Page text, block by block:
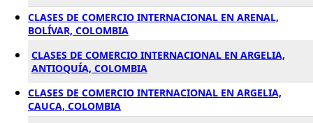
CLASES DE COMERCIO INTERNACIONAL EN ARENAL,
BOLÍVAR, COLOMBIA
CLASES DE COMERCIO INTERNACIONAL EN ARGELIA,
ANTIOQUÍA, COLOMBIA
CLASES DE COMERCIO INTERNACIONAL EN ARGELIA,
CAUCA, COLOMBIA